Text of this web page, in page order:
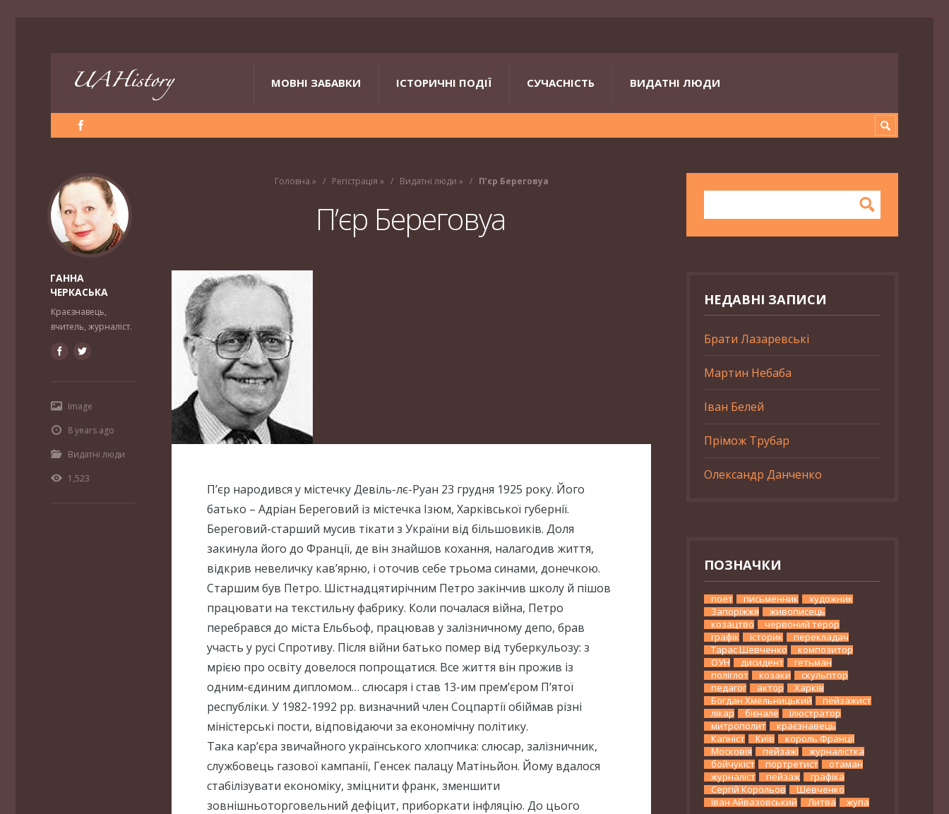
МОВНІ ЗАБАВКИ ІСТОРИЧНІ ПОДІЇ СУЧАСНІСТЬ ВИДАТНІ ЛЮДИ
Головна » Регістрація » Видатні люди » П’єр Береговуа
П’єр Береговуа
П’єр народився у містечку Девіль-лє-Руан 23 грудня 1925 року. Його
батько – Адріан Береговий із містечка Ізюм, Харківської губернії.
Береговий-старший мусив тікати з України від більшовиків. Доля
закинула його до Франції, де він знайшов кохання, налагодив життя,
відкрив невеличку кав’ярню, і оточив себе трьома синами, донечкою.
Старшим був Петро. Шістнадцятирічним Петро закінчив школу й пішов
працювати на текстильну фабрику. Коли почалася війна, Петро
перебрався до міста Ельбьоф, працював у залізничному депо, брав
участь у русі Спротиву. Після війни батько помер від туберкульозу: з
мрією про освіту довелося попрощатися. Все життя він прожив із
одним-єдиним дипломом… слюсаря і став 13-им прем’єром П’ятої
республіки. У 1982-1992 рр. визначний член Соцпартії обіймав різні
міністерські пости, відповідаючи за економічну політику.
Така кар’єра звичайного українського хлопчика: слюсар, залізничник,
службовець газової кампанії, Генсек палацу Матіньйон. Йому вдалося
стабілізувати економіку, зміцнити франк, зменшити
зовнішньоторговельний дефіцит, приборкати інфляцію. До цього
ГАННА
ЧЕРКАСЬКА
Краєзнавець,
вчитель, журналіст.
Image
8 years ago
Видатні люди
1,523
НЕДАВНІ ЗАПИСИ
Брати Лазаревські
Мартин Небаба
Іван Белей
Прімож Трубар
Олександр Данченко
ПОЗНАЧКИ
поет письменник
художник
Запоріжжя
живописець
козацтво
червоний терор
графік
історик
перекладач
Тарас Шевченко
композитор
ОУН
дисидент
гетьман
поліглот
козаки
скульптор
педагог
актор
Харків
Богдан Хмельницький
пейзажист
лікар
бієнале
ілюстратор
митрополит
краєзнавець
Капніст
Київ
король Франції
Московія
пейзажі
журналістка
бойчукіст
портретист
отаман
журналіст
пейзаж
графіка
Сергій Корольов
Шевченко
Іван Айвазовський
Литва жупа